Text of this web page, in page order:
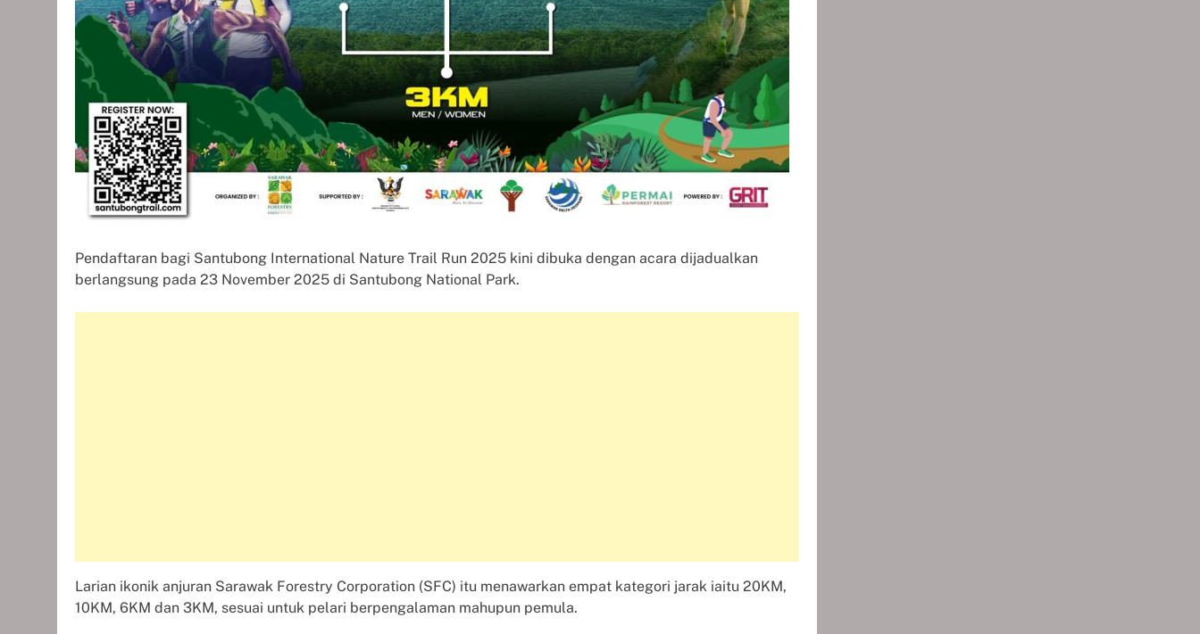
Pendaftaran bagi Santubong International Nature Trail Run 2025 kini dibuka dengan acara dijadualkan
berlangsung pada 23 November 2025 di Santubong National Park.
Larian ikonik anjuran Sarawak Forestry Corporation (SFC) itu menawarkan empat kategori jarak iaitu 20KM,
10KM, 6KM dan 3KM, sesuai untuk pelari berpengalaman mahupun pemula.